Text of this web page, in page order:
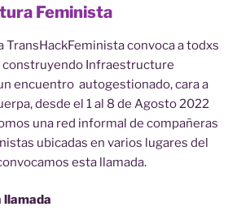
Feminista
TransHackFeminista convoca a todxs
construyendo Infraestructure
encuentro autogestionado, cara a
desde el 1 al 8 de Agosto 2022
una red informal de compañeras
ubicadas en varios lugares del
esta llamada.